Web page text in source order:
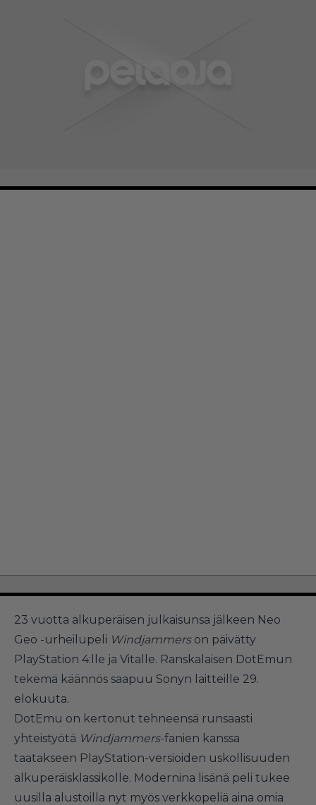
23 vuotta alkuperäisen julkaisunsa jälkeen Neo
Geo -urheilupeli Windjammers on päivätty
PlayStation 4:lle ja Vitalle. Ranskalaisen DotEmun
tekemä käännös saapuu Sonyn laitteille 29.
elokuuta.
DotEmu on kertonut tehneensä runsaasti
yhteistyötä Windjammers-fanien kanssa
taatakseen PlayStation-versioiden uskollisuuden
alkuperäisklassikolle. Modernina lisänä peli tukee
uusilla alustoilla nyt myös verkkopeliä aina omia